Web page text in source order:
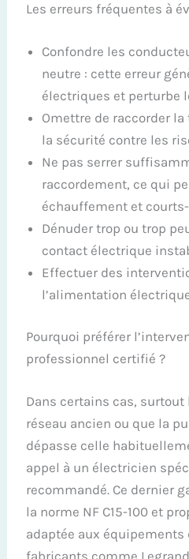
Les erreurs fréquentes à
Confondre les
neutre : cette erreur
électriques et perturbe
Omettre de raccorder
la sécurité contre les
Ne pas serrer
raccordement, ce qui
échauffement et
Dénuder trop ou trop
contact électrique
Effectuer des
l’alimentation
Pourquoi préférer
professionnel certifié ?
Dans certains cas, surtout
réseau ancien ou que la
dépasse celle
appel à un électricien
recommandé. Ce dernier
la norme NF C15-100 et
adaptée aux
fabricants comme